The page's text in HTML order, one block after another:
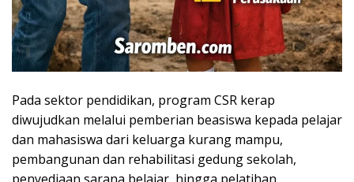
Pada sektor pendidikan, program CSR kerap
diwujudkan melalui pemberian beasiswa kepada pelajar
dan mahasiswa dari keluarga kurang mampu,
pembangunan dan rehabilitasi gedung sekolah,